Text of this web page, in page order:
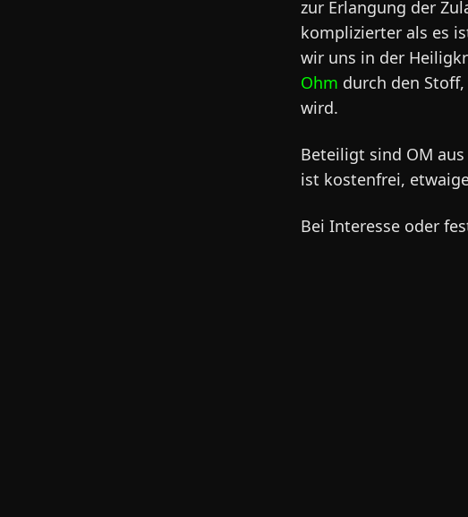
zur Erlangung der
komplizierter als es
wir uns in der
Ohm durch den
wird.
Beteiligt sind OM aus
ist kostenfrei,
Bei Interesse oder